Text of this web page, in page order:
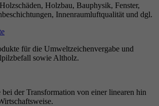
Holzbau, Bauphysik, Fenster,
Innenraumluftqualität und dgl.
für die Umweltzeichenvergabe und
sowie Altholz.
der Transformation von einer linearen hin